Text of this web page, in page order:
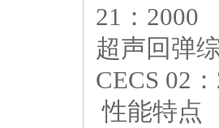
21：2000
超声回弹
CECS 02
性能特点